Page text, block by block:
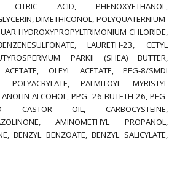
CITRIC ACID, PHENOXYETHANOL,
DIMETHICONOL, POLYQUATERNIUM-
HYDROXYPROPYLTRIMONIUM CHLORIDE,
LAURETH-23, CETYL
PARKII (SHEA) BUTTER,
ACETATE, OLEYL ACETATE, PEG-8/SMDI
POLYACRYLATE, PALMITOYL MYRISTYL
ALCOHOL, PPG- 26-BUTETH-26, PEG-
CASTOR OIL, CARBOCYSTEINE,
AMINOMETHYL PROPANOL,
BENZYL BENZOATE, BENZYL SALICYLATE,